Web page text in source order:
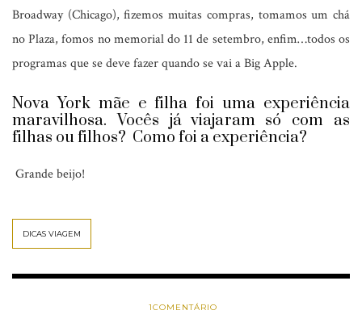
Broadway (Chicago), fizemos muitas compras, tomamos um chá
no Plaza, fomos no memorial do 11 de setembro, enfim…todos os
programas que se deve fazer quando se vai a Big Apple.
Nova York mãe e filha foi uma experiência
maravilhosa. Vocês já viajaram só com as
filhas ou filhos? Como foi a experiência?
Grande beijo!
DICAS VIAGEM
1COMENTÁRIO